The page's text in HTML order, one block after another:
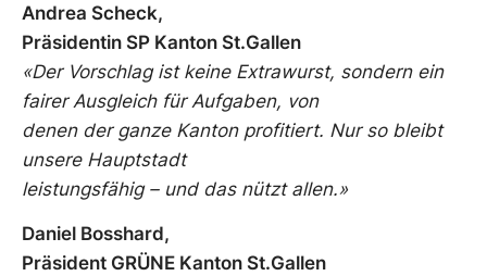
Andrea Scheck,
Präsidentin SP Kanton St.Gallen
«Der Vorschlag ist keine Extrawurst, sondern ein
fairer Ausgleich für Aufgaben, von
denen der ganze Kanton profitiert. Nur so bleibt
unsere Hauptstadt
leistungsfähig – und das nützt allen.»
Daniel Bosshard,
Präsident GRÜNE Kanton St.Gallen